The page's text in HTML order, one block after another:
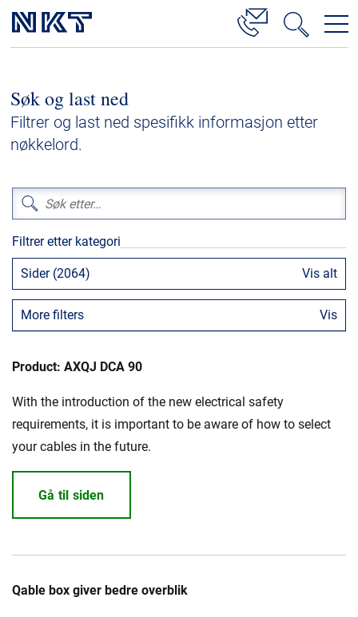
Høyspenningskabelløsninger
Kabelservice
Lavspenning
Høyspenningskabeltilbehør
Mellomspenningskabeltilbehør
Referanser
Nedlastinger
Presse og arrangementer
Om oss
NKT ved første øyekast
Bærekraft
Søk og last ned
Filtrer og last ned spesifikk informasjon etter
nøkkelord.
Filtrer etter kategori
Sider (2064) Vis alt
More filters Vis
Product: AXQJ DCA 90
With the introduction of the new electrical safety
requirements, it is important to be aware of how to select
your cables in the future.
Gå til siden
Qable box giver bedre overblik